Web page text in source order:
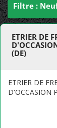
Filtre :
ETRIER DE
(DE)
ETRIER DE
D'OCCASION